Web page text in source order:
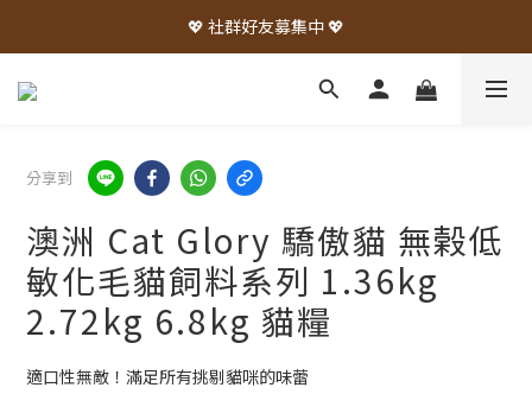
💖 社群好友募集中 💖
分享到
澳洲 Cat Glory 驕傲貓 無榖低
敏化毛貓飼料系列 1.36kg
2.72kg 6.8kg 貓糧
適口性無敵！滿足所有挑剔貓咪的味蕾